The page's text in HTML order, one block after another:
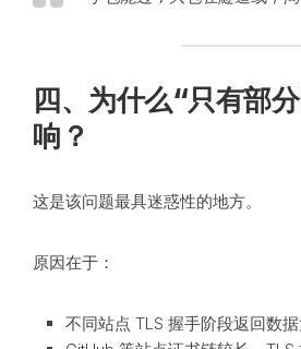
四、为什么“只有部
响？
这是该问题最具迷惑性的地方。
原因在于：
不同站点 TLS 握手阶段返回数据